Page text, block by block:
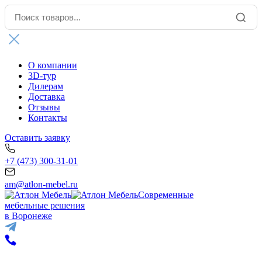
О компании
3D-тур
Дилерам
Доставка
Отзывы
Контакты
Оставить заявку
+7 (473) 300-31-01
am@atlon-mebel.ru
Современные
мебельные решения
в Воронеже